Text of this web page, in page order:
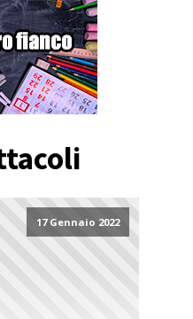
17 Gennaio 2022